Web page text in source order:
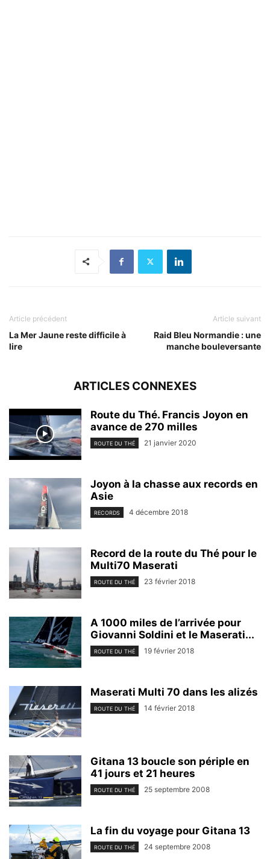
Article précédent
La Mer Jaune reste difficile à
lire
Article suivant
Raid Bleu Normandie : une
manche bouleversante
ARTICLES CONNEXES
Route du Thé. Francis Joyon en
avance de 270 milles
ROUTE DU THÉ 21 janvier 2020
Joyon à la chasse aux records en
Asie
RECORDS 4 décembre 2018
Record de la route du Thé pour le
Multi70 Maserati
ROUTE DU THÉ 23 février 2018
A 1000 miles de l’arrivée pour
Giovanni Soldini et le Maserati...
ROUTE DU THÉ 19 février 2018
Maserati Multi 70 dans les alizés
ROUTE DU THÉ 14 février 2018
Gitana 13 boucle son périple en
41 jours et 21 heures
ROUTE DU THÉ 25 septembre 2008
La fin du voyage pour Gitana 13
ROUTE DU THÉ 24 septembre 2008